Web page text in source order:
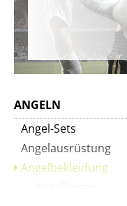
ANGELN
Angel-Sets
Angelausrüstung
Angelbekleidung